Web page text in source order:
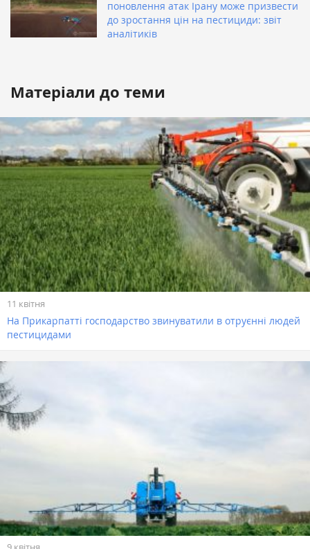
поновлення атак Ірану може призвести
до зростання цін на пестициди: звіт
аналітиків
Матеріали до теми
11 квітня
На Прикарпатті господарство звинуватили в отруєнні людей
пестицидами